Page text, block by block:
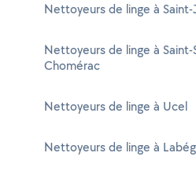
Nettoyeurs de linge à
Nettoyeurs de linge à
Chomérac
Nettoyeurs de linge à Ucel
Nettoyeurs de linge à